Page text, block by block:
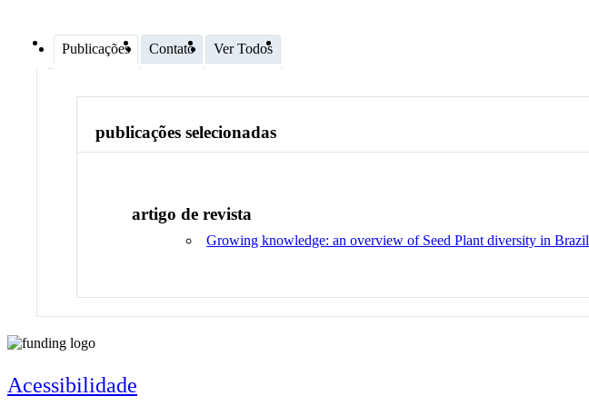
Publicações Contato Ver Todos
publicações selecionadas
artigo de revista
Growing knowledge: an overview of Seed Plant diversity in Brazil
Acessibilidade